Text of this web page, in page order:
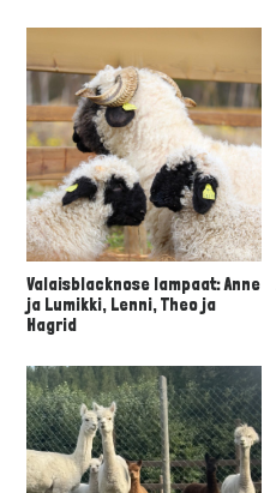
Valaisblacknose lampaat: Anne
ja Lumikki, Lenni, Theo ja
Hagrid